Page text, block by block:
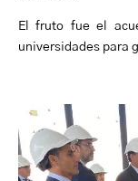
El fruto fue el
universidades para